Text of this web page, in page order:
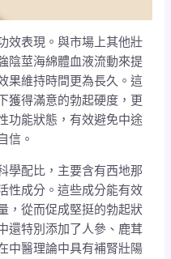
效表現。與市場上其他壯
陰莖海綿體血液流動來提
果維持時間更為長久。這
獲得滿意的勃起硬度，更
功能狀態，有效避免中途
信。
學配比，主要含有西地那
性成分。這些成分能有效
，從而促成堅挺的勃起狀
還特別添加了人參、鹿茸
中醫理論中具有補腎壯陽